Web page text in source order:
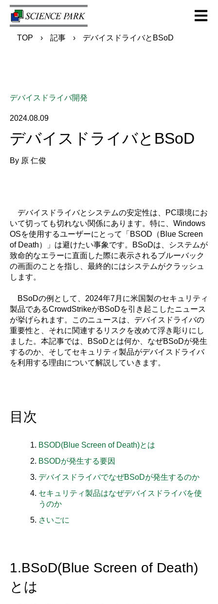
Open
TOP 記事 デバイスドライバとBSoD
デバイスドライバ開発
2024.08.09
デバイスドライバとBSoD
By 原 仁俊
デバイスドライバとシステムの安定性は、PC環境にお
いて切っても切れない関係にあります。特に、Windows
OSを使用するユーザーにとって「BSOD（Blue Screen
of Death）」は避けたい事象です。BSoDは、システムが
致命的なエラーに直面した際に表示されるブルーバック
の画面のことを指し、最終的にはシステムがクラッシュ
します。
BSoDの例として、2024年7月に米国製のセキュリティ
製品であるCrowdStrikeがBSoDを引き起こしたニュース
が挙げられます。このニュースは、デバイスドライバの
重要性と、それに関連するリスクを改めて浮き彫りにし
ました。本記事では、BSoDとは何か、なぜBSoDが発生
するのか、そしてセキュリティ製品がデバイスドライバ
を利用する理由について解説していきます。
目次
BSOD(Blue Screen of Death)とは
BSODが発生する要因
デバイスドライバでなぜBSoDが発生するのか
セキュリティ製品はなぜデバイスドライバを使
うのか
さいごに
1.BSoD(Blue Screen of Death)
とは